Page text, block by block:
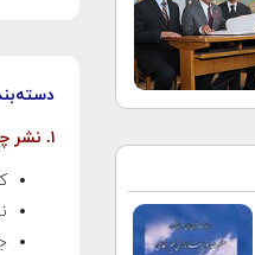
۱. نشر چاپی